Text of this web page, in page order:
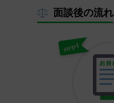
面談後の流れ